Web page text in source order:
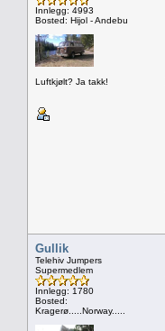
Innlegg: 4993
Bosted: Hijol - Andebu
Luftkjølt? Ja takk!
Gullik
Telehiv Jumpers
Supermedlem
Innlegg: 1780
Bosted:
Kragerø.....Norway.....